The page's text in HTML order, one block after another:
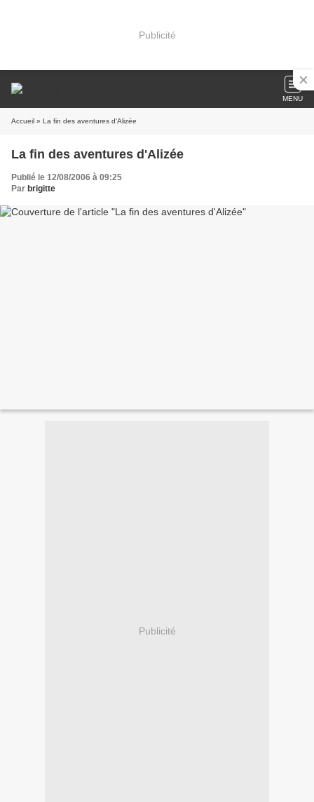
Publicité
MENU
Accueil » La fin des aventures d'Alizée
La fin des aventures d'Alizée
Publié le 12/08/2006 à 09:25
Par brigitte
Publicité